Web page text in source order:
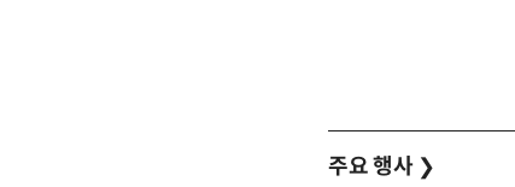
주요 행사 ❯